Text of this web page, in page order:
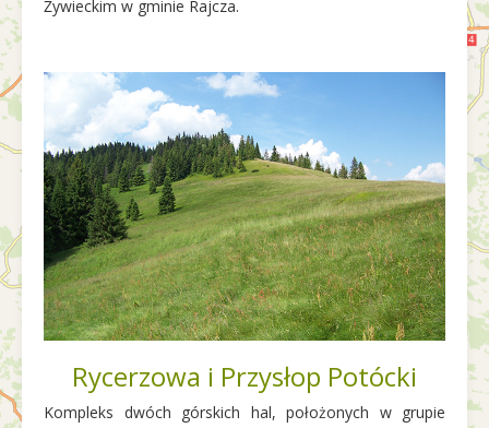
Żywieckim w gminie Rajcza.
Rycerzowa i Przysłop Potócki
Kompleks dwóch górskich hal, położonych w grupie